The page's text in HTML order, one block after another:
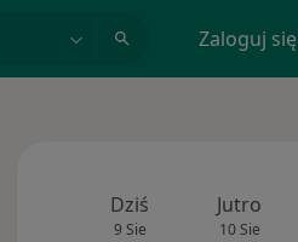
Zaloguj się
Dziś
9 Sie
Jutro
10 Sie